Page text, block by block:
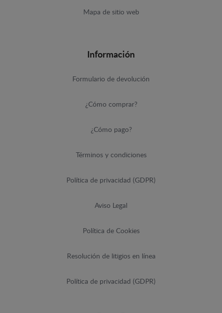
Mapa de sitio web
Información
Formulario de devolución
¿Cómo comprar?
¿Cómo pago?
Términos y condiciones
Política de privacidad (GDPR)
Aviso Legal
Política de Cookies
Resolución de litigios en línea
Política de privacidad (GDPR)